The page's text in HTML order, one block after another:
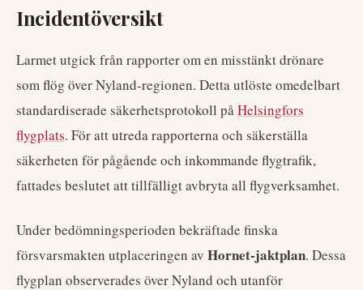
Incidentöversikt
Larmet utgick från rapporter om en misstänkt drönare
som flög över Nyland-regionen. Detta utlöste omedelbart
standardiserade säkerhetsprotokoll påHelsingfors
flygplats. För att utreda rapporterna och säkerställa
säkerheten för pågående och inkommande flygtrafik,
fattades beslutet att tillfälligt avbryta all flygverksamhet.
Under bedömningsperioden bekräftade finska
försvarsmakten utplaceringen av Hornet-jaktplan. Dessa
flygplan observerades över Nyland och utanför